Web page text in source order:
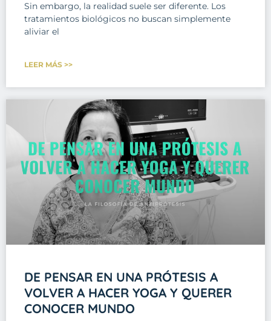
Sin embargo, la realidad suele ser diferente. Los
tratamientos biológicos no buscan simplemente
aliviar el
LEER MÁS >>
DE PENSAR EN UNA PRÓTESIS A
VOLVER A HACER YOGA Y QUERER
CONOCER MUNDO